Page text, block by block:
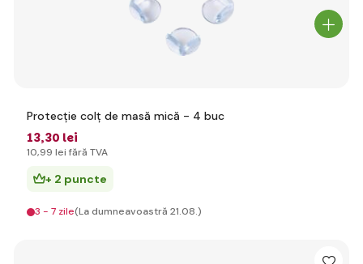
Protecție colț de masă mică - 4 buc
13,30 lei
10,99 lei fără TVA
+ 2 puncte
3 - 7 zile(La dumneavoastră 21.08.)